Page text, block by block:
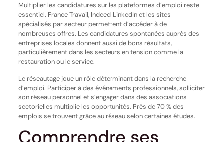
Multiplier les candidatures sur les plateformes d’emploi reste
essentiel. France Travail, Indeed, LinkedIn et les sites
spécialisés par secteur permettent d’accéder à de
nombreuses offres. Les candidatures spontanées auprès des
entreprises locales donnent aussi de bons résultats,
particulièrement dans les secteurs en tension comme la
restauration ou le service.
Le réseautage joue un rôle déterminant dans la recherche
d’emploi. Participer à des événements professionnels, solliciter
son réseau personnel et s’engager dans des associations
sectorielles multiplie les opportunités. Près de 70 % des
emplois se trouvent grâce au réseau selon certaines études.
Comprendre ses